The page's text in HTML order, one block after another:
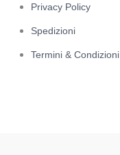
Privacy Policy
Spedizioni
Termini & Condizioni